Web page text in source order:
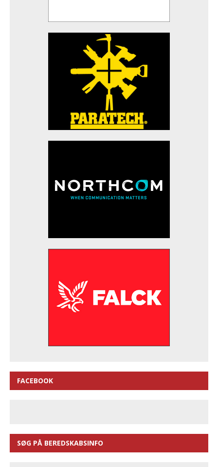
FACEBOOK
SØG PÅ BEREDSKABSINFO